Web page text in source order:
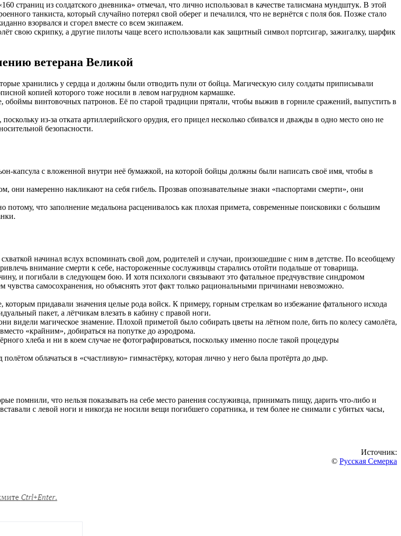
страниц из солдатского дневника» отмечал, что лично использовал в качестве талисмана мундштук. В этой
танкиста, который случайно потерял свой оберег и печалился, что не вернётся с поля боя. Позже стало
взорвался и сгорел вместе со всем экипажем.
свою скрипку, а другие пилоты чаще всего использовали как защитный символ портсигар, зажигалку, шарфик
ветерана Великой
хранились у сердца и должны были отводить пули от бойца. Магическую силу солдаты приписывали
копией которого тоже носили в левом нагрудном кармашке.
винтовочных патронов. Её по старой традиции прятали, чтобы выжив в горниле сражений, выпустить в
из-за отката артиллерийского орудия, его прицел несколько сбивался и дважды в одно место оно не
безопасности.
капсула с вложенной внутри неё бумажкой, на которой бойцы должны были написать своё имя, чтобы в
они намеренно накликают на себя гибель. Прозвав опознавательные знаки «паспортами смерти», они
что заполнение медальона расценивалось как плохая примета, современные поисковики с большим
начинал вслух вспоминать свой дом, родителей и случаи, произошедшие с ним в детстве. По всеобщему
внимание смерти к себе, настороженные сослуживцы старались отойти подальше от товарища.
и погибали в следующем бою. И хотя психологи связывают это фатальное предчувствие синдромом
самосохранения, но объяснять этот факт только рациональными причинами невозможно.
придавали значения целые рода войск. К примеру, горным стрелкам во избежание фатального исхода
пакет, а лётчикам влезать в кабину с правой ноги.
видели магическое знамение. Плохой приметой было собирать цветы на лётном поле, бить по колесу самолёта,
«крайним», добираться на попутке до аэродрома.
хлеба и ни в коем случае не фотографироваться, поскольку именно после такой процедуры
облачаться в «счастливую» гимнастёрку, которая лично у него была протёрта до дыр.
помнили, что нельзя показывать на себе место ранения сослуживца, принимать пищу, дарить что-либо и
с левой ноги и никогда не носили вещи погибшего соратника, и тем более не снимали с убитых часы,
Источник:
© Русская Семерка